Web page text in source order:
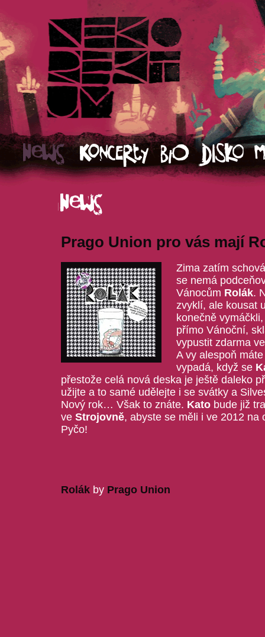
Prago Union pro vás mají
Zima zatím
se nemá
Vánocům Rolák.
zvyklí, ale kousat
konečně
přímo Vánoční,
vypustit zdarma
A vy alespoň
vypadá, když se
přestože celá nová deska je ještě daleko
užijte a to samé udělejte i se svátky a
Nový rok… Však to znáte. Kato bude již
ve Strojovně, abyste se měli i ve 2012 na
Pyčo!
Rolákby Prago Union